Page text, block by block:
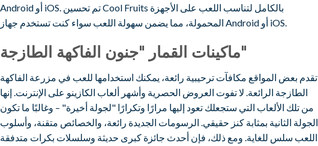
Android أو iOS. تم تحسين Cool Fruits بالكامل لتناسب اللعب على الأجهزة
المحمولة، مما يضمن سهولة اللعب سواء كنت تستخدم جهاز Android أو iOS.
ماكينات القمار "جنون الفاكهة الطازجة"
تقدم بعض المواقع مكافآت ترحيبية رائعة، يمكنك استخدامها للعب في مزرعة الفاكهة
الطازجة الرائعة. لا تفوت العروض الحصرية وأشهر ألعاب الكازينو على الإنترنت. إنها
من تلك الألعاب التي ستجعلك تعود إليها مرارًا وتكرارًا "لجولة أخيرة" – وغالبًا ما تكون
الجولة الثانية بمثابة كنز حقيقي. الرسومات الجديدة رائعة، والخصائص متقنة، وأسلوب
اللعب سلس للغاية. ومع ذلك، فإن أحدث جائزة كبرى حديثة وسلسلات بكرات متدفقة